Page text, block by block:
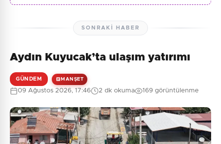
SONRAKI HABER
Aydın Kuyucak’ta ulaşım yatırımı
GÜNDEM MANŞET
09 Ağustos 2026, 17:46 2 dk okuma 169 görüntülenme